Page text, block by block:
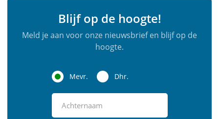
Blijf op de hoogte!
Meld je aan voor onze nieuwsbrief en blijf op de
hoogte.
Mevr. Dhr.